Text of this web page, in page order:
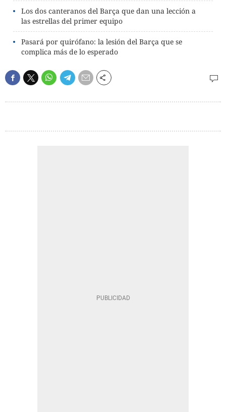
Los dos canteranos del Barça que dan una lección a
las estrellas del primer equipo
Pasará por quirófano: la lesión del Barça que se
complica más de lo esperado